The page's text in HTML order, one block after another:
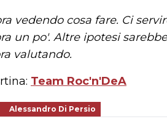
vedendo cosa fare. Ci
un po'. Altre ipotesi
valutando.
Team Roc'n'DeA
Alessandro Di Persio